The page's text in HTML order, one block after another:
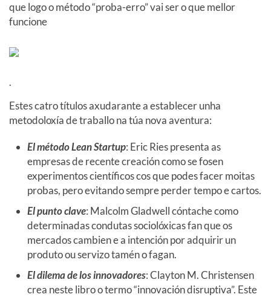
que logo o método “proba-erro” vai ser o que mellor
funcione
.
Estes catro títulos axudarante a establecer unha
metodoloxía de traballo na túa nova aventura:
El método Lean Startup: Eric Ries presenta as
empresas de recente creación como se fosen
experimentos científicos cos que podes facer moitas
probas, pero evitando sempre perder tempo e cartos.
El punto clave: Malcolm Gladwell cóntache como
determinadas condutas sociolóxicas fan que os
mercados cambien e a intención por adquirir un
produto ou servizo tamén o fagan.
El dilema de los innovadores: Clayton M. Christensen
crea neste libro o termo “innovación disruptiva”. Este